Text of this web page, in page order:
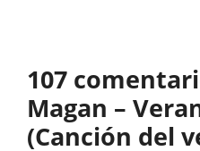
107
Magan –
(Canción del